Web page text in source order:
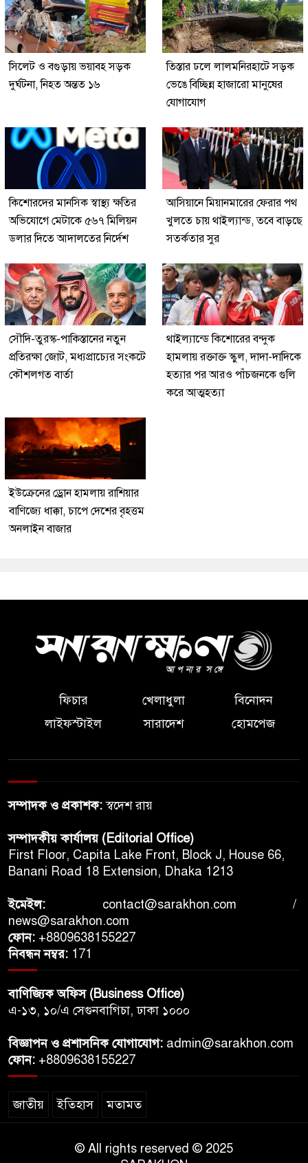
সিলেট ও বগুড়ায় ভয়াবহ সড়ক
দুর্ঘটনা, নিহত অন্তত ১৬
তিস্তার ঢলে লালমনিরহাটে সড়ক
ভেঙে বিচ্ছিন্ন হাজারো মানুষের
যোগাযোগ
কিশোরদের মানসিক স্বাস্থ্য ক্ষতির
অভিযোগে মেটাকে ৫৬৭ মিলিয়ন
ডলার দিতে আদালতের নির্দেশ
আসিয়ানে মিয়ানমারের ফেরার পথ
খুলতে চায় থাইল্যান্ড, তবে বাড়ছে
সতর্কতার সুর
সৌদি-তুরস্ক-পাকিস্তানের নতুন
প্রতিরক্ষা জোট, মধ্যপ্রাচ্যের সংকটে
কৌশলগত বার্তা
থাইল্যান্ডে কিশোরের বন্দুক
হামলায় রক্তাক্ত স্কুল, দাদা-দাদিকে
হত্যার পর আরও পাঁচজনকে গুলি
করে আত্মহত্যা
ইউক্রেনের ড্রোন হামলায় রাশিয়ার
বাণিজ্যে ধাক্কা, চাপে দেশের বৃহত্তম
অনলাইন বাজার
ফিচার খেলাধুলা
বিনোদন
লাইফস্টাইল
সারাদেশ হোমপেজ
সম্পাদক ও প্রকাশক:স্বদেশ রায়
সম্পাদকীয় কার্যালয় (Editorial Office)
First Floor, Capita Lake Front, Block J, House 66,
Banani Road 18 Extension, Dhaka 1213
ইমেইল: contact@sarakhon.com /
news@sarakhon.com
ফোন: +8809638155227
নিবন্ধন নম্বর: 171
বাণিজ্যিক অফিস (Business Office)
এ-১৩, ১০/এ সেগুনবাগিচা, ঢাকা ১০০০
বিজ্ঞাপন ও প্রশাসনিক যোগাযোগ: admin@sarakhon.com
ফোন: +8809638155227
জাতীয় ইতিহাস মতামত
© All rights reserved © 2025